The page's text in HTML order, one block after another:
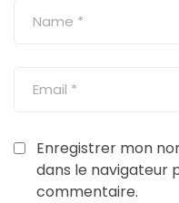
Enregistrer mon
dans le navigateur
commentaire.